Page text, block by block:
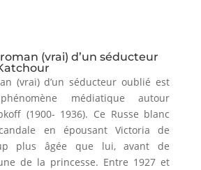
(vrai) d’un séducteur
(vrai) d’un séducteur oublié est
médiatique autour
(1900- 1936). Ce Russe blanc
en épousant Victoria de
plus âgée que lui, avant de
de la princesse. Entre 1927 et